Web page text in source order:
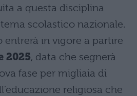
a questa disciplina
scolastico nazionale.
entrerà in vigore a partire
2025, data che segnerà
fase per migliaia di
religiosa che